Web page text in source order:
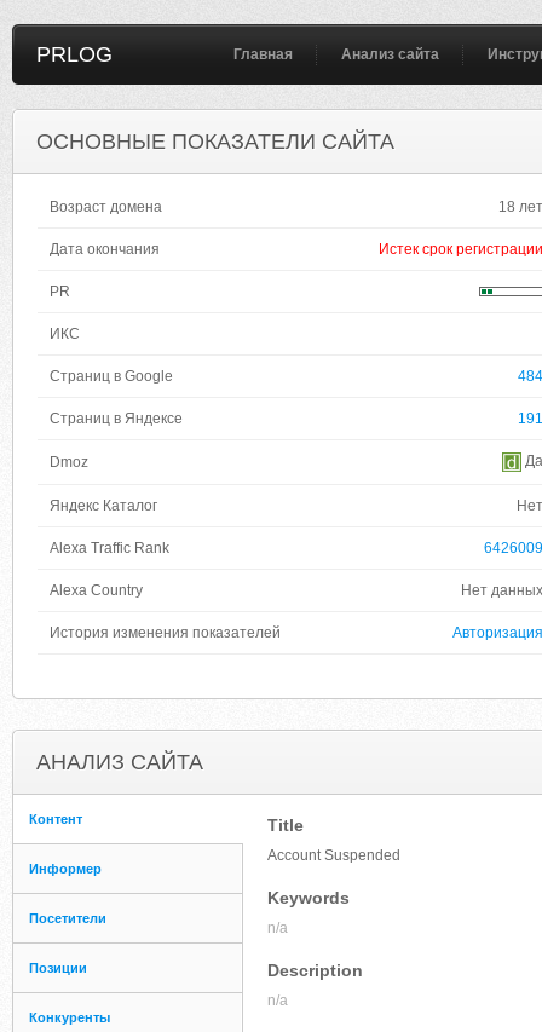
PRLOG Главная Анализ сайта
ОСНОВНЫЕ ПОКАЗАТЕЛИ САЙТА
Возраст домена 18 лет
Дата окончания Истек срок регистрации
PR
ИКС
Страниц в Google 484
Страниц в Яндексе 191
Dmoz Да
Яндекс Каталог Нет
Alexa Traffic Rank 6426009
Alexa Country Нет данных
История изменения показателей Авторизация
АНАЛИЗ САЙТА
Контент
Информер
Посетители
Позиции
Конкуренты
Title
Account Suspended
Keywords
n/a
Description
n/a